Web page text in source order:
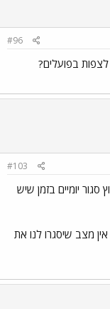
#96
בפועלים?
#103
יומיים בזמן שיש
מצב שיסגרו לנו את